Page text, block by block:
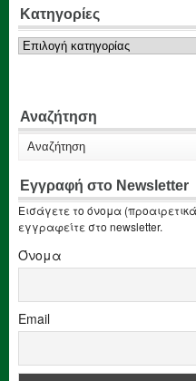
Κατηγορίες
Κατηγορίες
Αναζήτηση
Εγγραφή στο Newsletter
Εισάγετε το όνομα
εγγραφείτε στο newsletter.
Όνομα
Email